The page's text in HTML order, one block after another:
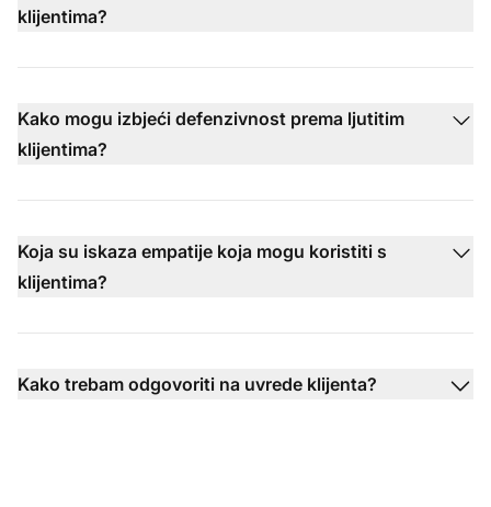
klijentima?
Kako mogu izbjeći defenzivnost prema ljutitim
klijentima?
Koja su iskaza empatije koja mogu koristiti s
klijentima?
Kako trebam odgovoriti na uvrede klijenta?